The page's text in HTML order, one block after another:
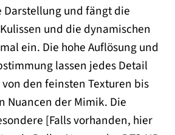
und fängt die
und die dynamischen
ein. Die hohe Auflösung und
lassen jedes Detail
den feinsten Texturen bis
Nuancen der Mimik. Die
[Falls vorhanden, hier